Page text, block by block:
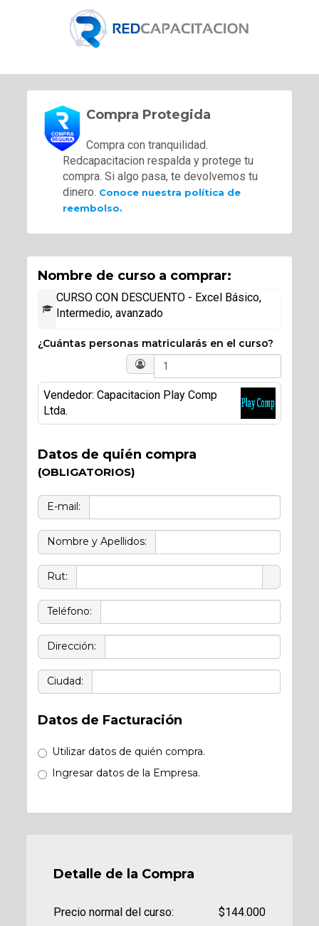
Compra Protegida
Compra con tranquilidad.
Redcapacitacion respalda y protege tu
compra. Si algo pasa, te devolvemos tu
dinero. Conoce nuestra política de
reembolso.
Nombre de curso a comprar:
CURSO CON DESCUENTO - Excel Básico,
Intermedio, avanzado
¿Cuántas personas matricularás en el curso?
Vendedor: Capacitacion Play Comp
Ltda.
Datos de quién compra
(OBLIGATORIOS)
E-mail:
Nombre y Apellidos:
Rut:
Teléfono:
Dirección:
Ciudad:
Datos de Facturación
Utilizar datos de quién compra.
Ingresar datos de la Empresa.
Detalle de la Compra
Precio normal del curso: $144.000